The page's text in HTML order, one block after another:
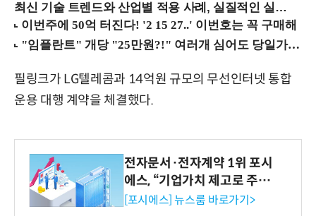
최신 기술 트렌드와 산업별 적용 사례, 실질적인 실행 전략을 공유 (9/18 양재역)
필링크가 LG텔레콤과 14억원 규모의 무선인터넷 통합
운용 대행 계약을 체결했다.
전자문서·전자계약 1위 포시
에스, “기업가치 제고로 주주
환원 강화” 계획 공시
[포시에스] 뉴스룸 바로가기>